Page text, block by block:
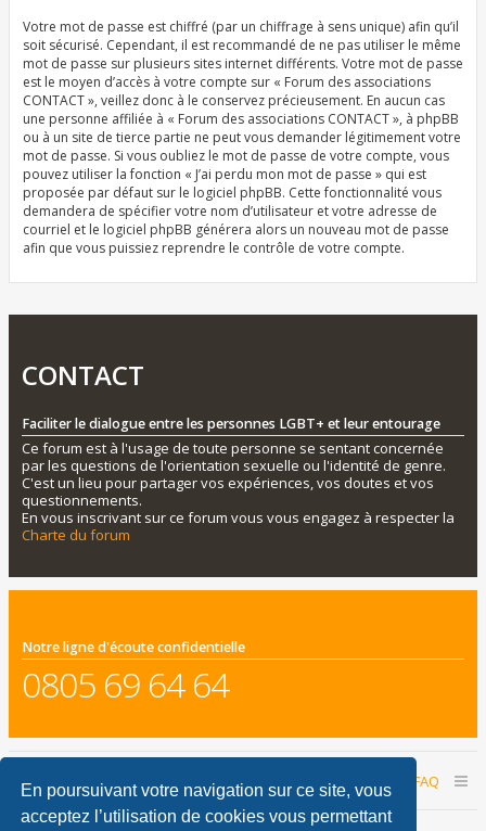
En poursuivant votre navigation sur ce site, vous
acceptez l’utilisation de cookies vous permettant
Votre mot de passe est chiffré (par un chiffrage à sens unique) afin qu’il
soit sécurisé. Cependant, il est recommandé de ne pas utiliser le même
mot de passe sur plusieurs sites internet différents. Votre mot de passe
est le moyen d’accès à votre compte sur « Forum des associations
CONTACT », veillez donc à le conservez précieusement. En aucun cas
une personne affiliée à « Forum des associations CONTACT », à phpBB
ou à un site de tierce partie ne peut vous demander légitimement votre
mot de passe. Si vous oubliez le mot de passe de votre compte, vous
pouvez utiliser la fonction « J’ai perdu mon mot de passe » qui est
proposée par défaut sur le logiciel phpBB. Cette fonctionnalité vous
demandera de spécifier votre nom d’utilisateur et votre adresse de
courriel et le logiciel phpBB générera alors un nouveau mot de passe
afin que vous puissiez reprendre le contrôle de votre compte.
CONTACT
Faciliter le dialogue entre les personnes LGBT+ et leur entourage
Ce forum est à l'usage de toute personne se sentant concernée
par les questions de l'orientation sexuelle ou l'identité de genre.
C'est un lieu pour partager vos expériences, vos doutes et vos
questionnements.
En vous inscrivant sur ce forum vous vous engagez à respecter la
Charte du forum
Notre ligne d'écoute confidentielle
0805 69 64 64
Accueil du forum FAQ
Nous contacter